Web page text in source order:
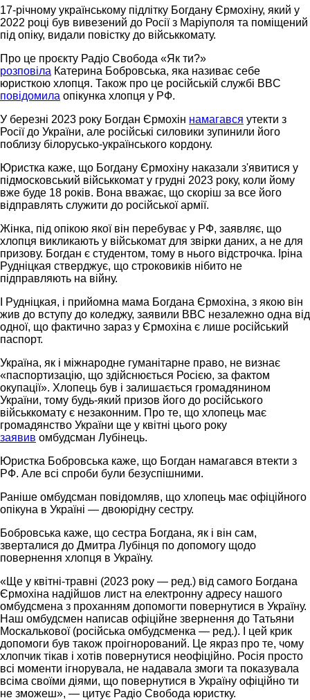
17-річному українському підлітку Богдану Єрмохіну, який у
2022 році був вивезений до Росії з Маріуполя та поміщений
під опіку, видали повістку до військкомату.
Про це проєкту Радіо Свобода «Як ти?»
розповіла Катерина Бобровська, яка називає себе
юристкою хлопця. Також про це російській службі BBC
повідомила опікунка хлопця у РФ.
У березні 2023 року Богдан Єрмохін намагався утекти з
Росії до України, але російські силовики зупинили його
поблизу білорусько-українського кордону.
Юристка каже, що Богдану Єрмохіну наказали з'явитися у
підмосковський військкомат у грудні 2023 року, коли йому
вже буде 18 років. Вона вважає, що скоріш за все його
відправлять служити до російської армії.
Жінка, під опікою якої він перебуває у РФ, заявляє, що
хлопця викликають у військомат для звірки даних, а не для
призову. Богдан є студентом, тому в нього відстрочка. Іріна
Рудніцкая стверджує, що строковиків нібито не
підправляють на війну.
І Рудніцкая, і прийомна мама Богдана Єрмохіна, з якою він
жив до вступу до коледжу, заявили BBC незалежно одна від
одної, що фактично зараз у Єрмохіна є лише російський
паспорт.
Україна, як і міжнародне гуманітарне право, не визнає
«паспортизацію, що здійснюється Росією, за фактом
окупації». Хлопець був і залишається громадянином
України, тому будь-який призов його до російського
військкомату є незаконним. Про те, що хлопець має
громадянство України ще у квітні цього року
заявив омбудсман Лубінець.
Юристка Бобровська каже, що Богдан намагався втекти з
РФ. Але всі спроби були безуспішними.
Раніше омбудсман повідомляв, що хлопець має офіційного
опікуна в Україні — двоюрідну сестру.
Бобровська каже, що сестра Богдана, як і він сам,
зверталися до Дмитра Лубінця по допомогу щодо
повернення хлопця в Україну.
«Ще у квітні-травні (2023 року — ред.) від самого Богдана
Єрмохіна надійшов лист на електронну адресу нашого
омбудсмена з проханням допомогти повернутися в Україну.
Наш омбудсмен написав офіційне звернення до Татьяни
Москалькової (російська омбудсменка — ред.). І цей крик
допомоги був також проігнорований. Це якраз про те, чому
хлопчик тікав і хотів повернутися неофіційно. Росія просто
всі моменти ігнорувала, не надавала змоги та показувала
всіма своїми діями, що повернутися в Україну офіційно ти
не зможеш», — цитує Радіо Свобода юристку.